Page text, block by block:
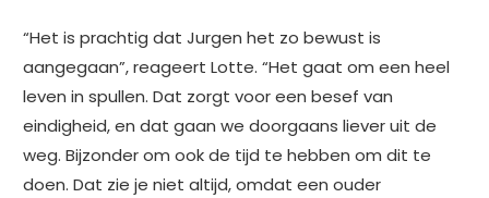
“Het is prachtig dat Jurgen het zo bewust is
aangegaan”, reageert Lotte. “Het gaat om een heel
leven in spullen. Dat zorgt voor een besef van
eindigheid, en dat gaan we doorgaans liever uit de
weg. Bijzonder om ook de tijd te hebben om dit te
doen. Dat zie je niet altijd, omdat een ouder